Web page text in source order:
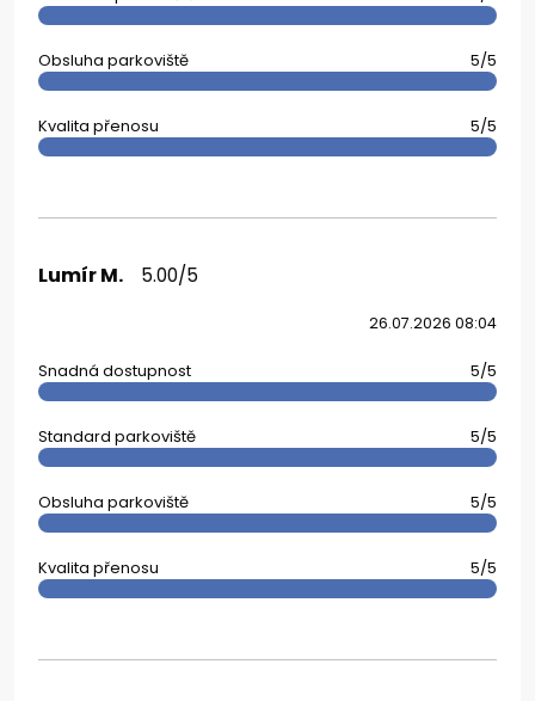
Obsluha parkoviště 5/5
Kvalita přenosu 5/5
Lumír M. 5.00/5
26.07.2026 08:04
Snadná dostupnost 5/5
Standard parkoviště 5/5
Obsluha parkoviště 5/5
Kvalita přenosu 5/5